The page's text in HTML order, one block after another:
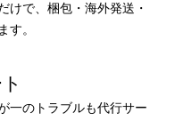
けで、梱包・海外発送・
す。
一のトラブルも代行サー